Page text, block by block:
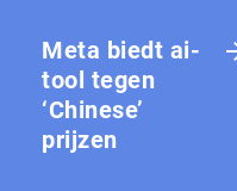
Meta biedt ai-
tool tegen
‘Chinese’
prijzen